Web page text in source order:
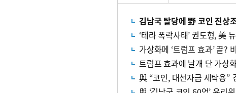
김남국 탈당에 野 코인 진
‘테라 폭락사태’ 권도형, 美
가상화폐 ‘트럼프 효과’ 끝?
트럼프 효과에 날개 단 가상
與 “코인, 대선자금 세탁용”